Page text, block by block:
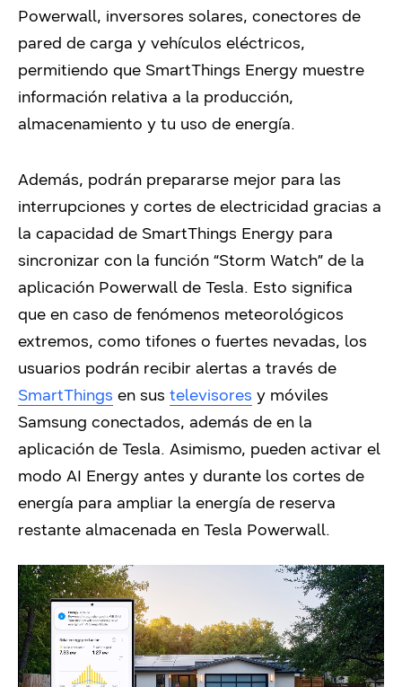
Powerwall, inversores solares, conectores de
pared de carga y vehículos eléctricos,
permitiendo que SmartThings Energy muestre
información relativa a la producción,
almacenamiento y tu uso de energía.
Además, podrán prepararse mejor para las
interrupciones y cortes de electricidad gracias a
la capacidad de SmartThings Energy para
sincronizar con la función “Storm Watch” de la
aplicación Powerwall de Tesla. Esto significa
que en caso de fenómenos meteorológicos
extremos, como tifones o fuertes nevadas, los
usuarios podrán recibir alertas a través de
SmartThings en sus televisores y móviles
Samsung conectados, además de en la
aplicación de Tesla. Asimismo, pueden activar el
modo AI Energy antes y durante los cortes de
energía para ampliar la energía de reserva
restante almacenada en Tesla Powerwall.